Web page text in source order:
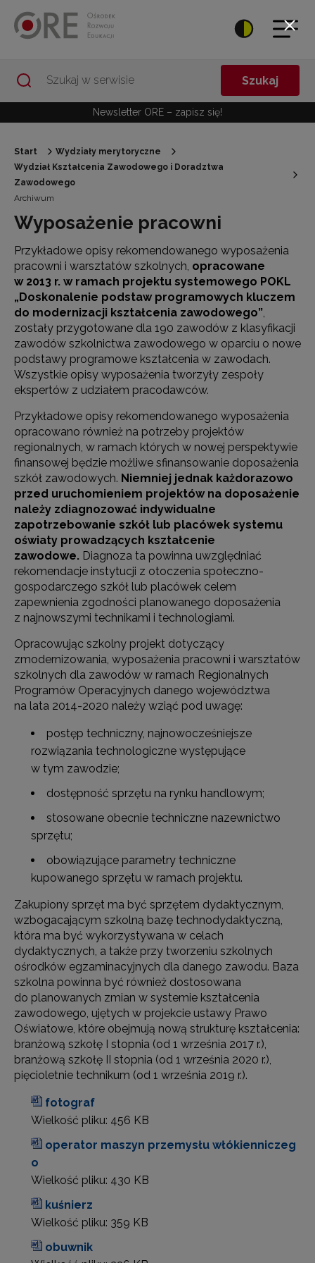
Szukaj
Newsletter ORE – zapisz się!
Start
Wydziały merytoryczne
Wydział Kształcenia Zawodowego i Doradztwa
Zawodowego
Archiwum
Wyposażenie pracowni
Przykładowe opisy rekomendowanego wyposażenia
pracowni i warsztatów szkolnych, opracowane
w 2013 r. w ramach projektu systemowego POKL
„Doskonalenie podstaw programowych kluczem
do modernizacji kształcenia zawodowego”,
zostały przygotowane dla 190 zawodów z klasyfikacji
zawodów szkolnictwa zawodowego w oparciu o nowe
podstawy programowe kształcenia w zawodach.
Wszystkie opisy wyposażenia tworzyły zespoły
ekspertów z udziałem pracodawców.
Przykładowe opisy rekomendowanego wyposażenia
opracowano również na potrzeby projektów
regionalnych, w ramach których w nowej perspektywie
finansowej będzie możliwe sfinansowanie doposażenia
szkół zawodowych. Niemniej jednak każdorazowo
przed uruchomieniem projektów na doposażenie
należy zdiagnozować indywidualne
zapotrzebowanie szkół lub placówek systemu
oświaty prowadzących kształcenie
zawodowe. Diagnoza ta powinna uwzględniać
rekomendacje instytucji z otoczenia społeczno-
gospodarczego szkół lub placówek celem
zapewnienia zgodności planowanego doposażenia
z najnowszymi technikami i technologiami.
Opracowując szkolny projekt dotyczący
zmodernizowania, wyposażenia pracowni i warsztatów
szkolnych dla zawodów w ramach Regionalnych
Programów Operacyjnych danego województwa
na lata 2014-2020 należy wziąć pod uwagę:
postęp techniczny, najnowocześniejsze
rozwiązania technologiczne występujące
w tym zawodzie;
dostępność sprzętu na rynku handlowym;
stosowane obecnie techniczne nazewnictwo
sprzętu;
obowiązujące parametry techniczne
kupowanego sprzętu w ramach projektu.
Zakupiony sprzęt ma być sprzętem dydaktycznym,
wzbogacającym szkolną bazę technodydaktyczną,
która ma być wykorzystywana w celach
dydaktycznych, a także przy tworzeniu szkolnych
ośrodków egzaminacyjnych dla danego zawodu. Baza
szkolna powinna być również dostosowana
do planowanych zmian w systemie kształcenia
zawodowego, ujętych w projekcie ustawy Prawo
Oświatowe, które obejmują nową strukturę kształcenia:
branżową szkołę I stopnia (od 1 września 2017 r.),
branżową szkołę II stopnia (od 1 września 2020 r.),
pięcioletnie technikum (od 1 września 2019 r.).
fotograf
Wielkość pliku: 456 KB
operator maszyn przemysłu włókienniczeg
o
Wielkość pliku: 430 KB
kuśnierz
Wielkość pliku: 359 KB
obuwnik